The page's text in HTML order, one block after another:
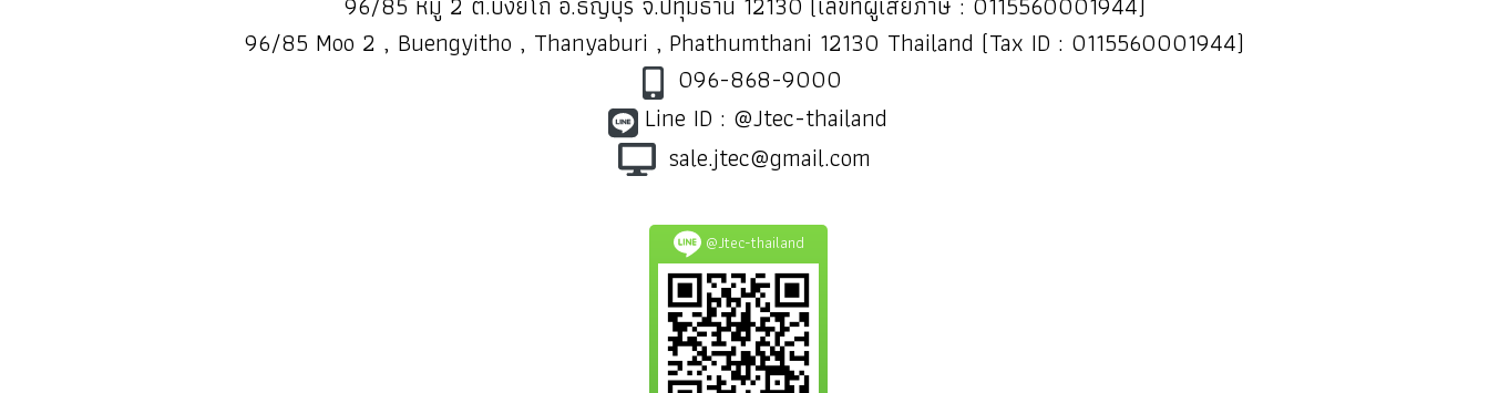
96/85 Moo 2 , Buengyitho , Thanyaburi , Phathumthani 12130 Thailand (Tax ID : 0115560001944)
096-868-9000
Line ID : @Jtec-thailand
sale.jtec@gmail.com
@Jtec-thailand